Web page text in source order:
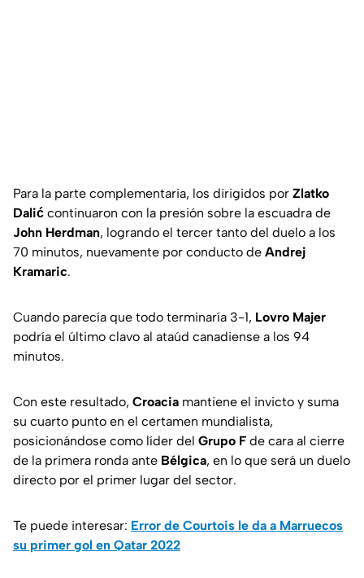
Para la parte complementaria, los dirigidos por Zlatko
Dalić continuaron con la presión sobre la escuadra de
John Herdman, logrando el tercer tanto del duelo a los
70 minutos, nuevamente por conducto de Andrej
Kramaric.
Cuando parecía que todo terminaría 3-1, Lovro Majer
podría el último clavo al ataúd canadiense a los 94
minutos.
Con este resultado, Croacia mantiene el invicto y suma
su cuarto punto en el certamen mundialista,
posicionándose como líder del Grupo F de cara al cierre
de la primera ronda ante Bélgica, en lo que será un duelo
directo por el primer lugar del sector.
Te puede interesar: Error de Courtois le da a Marruecos
su primer gol en Qatar 2022